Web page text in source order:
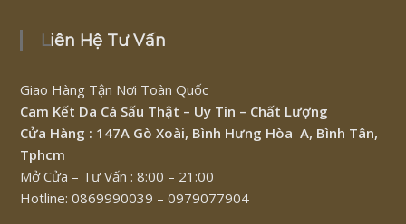
Liên Hệ Tư Vấn
Giao Hàng Tận Nơi Toàn Quốc
Cam Kết Da Cá Sấu Thật – Uy Tín – Chất Lượng
Cửa Hàng : 147A Gò Xoài, Bình Hưng Hòa A, Bình Tân,
Tphcm
Mở Cửa – Tư Vấn : 8:00 – 21:00
Hotline: 0869990039 – 0979077904